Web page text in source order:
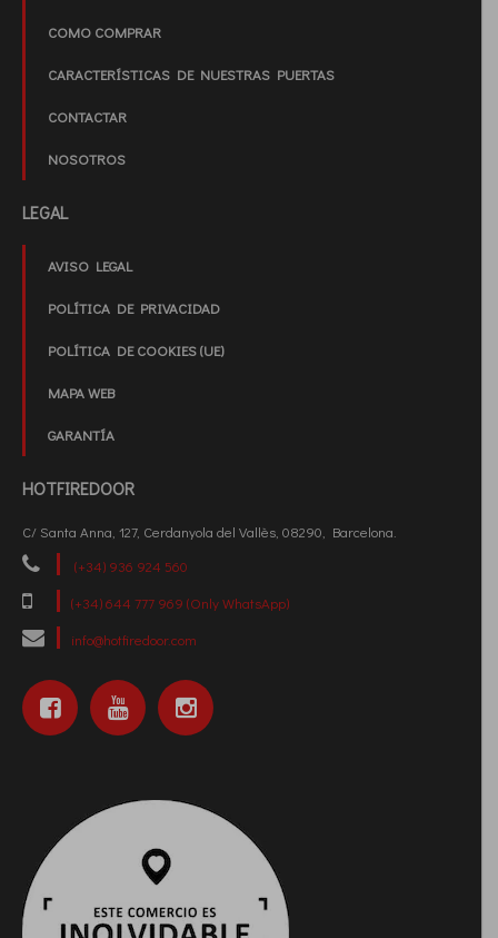
COMO COMPRAR
CARACTERÍSTICAS DE NUESTRAS PUERTAS
CONTACTAR
NOSOTROS
LEGAL
AVISO LEGAL
POLÍTICA DE PRIVACIDAD
POLÍTICA DE COOKIES (UE)
MAPA WEB
GARANTÍA
HOTFIREDOOR
C/ Santa Anna, 127, Cerdanyola del Vallès, 08290, Barcelona.
(+34) 936 924 560
(+34) 644 777 969 (Only WhatsApp)
info@hotfiredoor.com